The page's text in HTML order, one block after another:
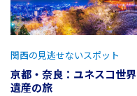
京都・奈良：ユネスコ世界
遺産の旅
関西の見逃せないスポット